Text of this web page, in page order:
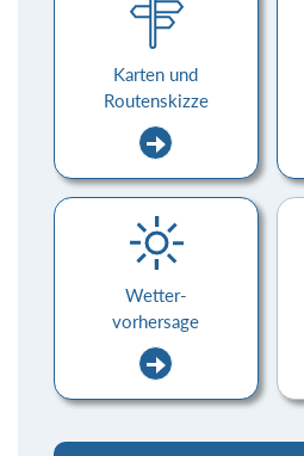
Karten und
Routenskizze
Wetter-
vorhersage